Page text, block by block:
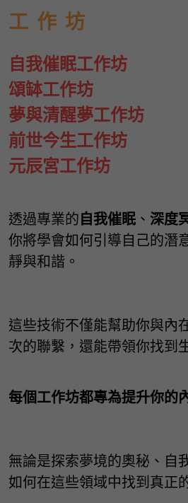
工  作  坊
自我催眠工作坊
頌缽工作坊
夢與清醒夢工作坊
前世今生工作坊
元辰宮工作坊
透過專業的 自我催眠 、 深度
你將學會如何引導自己的潛
靜與和諧。
這些技術不僅能幫助你與內
次的聯繫，還能帶領你找到
每個工作坊都專為提升你的
無論是探索夢境的奧秘、自
如何在這些領域中找到真正